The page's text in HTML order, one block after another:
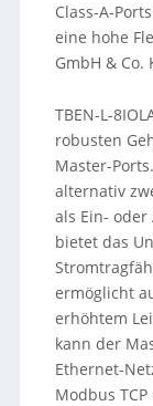
Class-A-
eine hohe
GmbH & Co.
TBEN-L-
robusten
Master-
alternativ
als Ein-
bietet das
ermöglicht
erhöhtem
kann der
Ethernet-
Modbus